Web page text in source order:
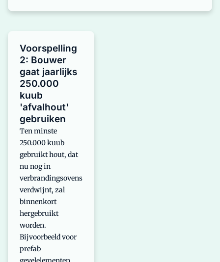
Voorspelling
2: Bouwer
gaat jaarlijks
250.000
kuub
'afvalhout'
gebruiken
Ten minste
250.000 kuub
gebruikt hout, dat
nu nog in
verbrandingsovens
verdwijnt, zal
binnenkort
hergebruikt
worden.
Bijvoorbeeld voor
prefab